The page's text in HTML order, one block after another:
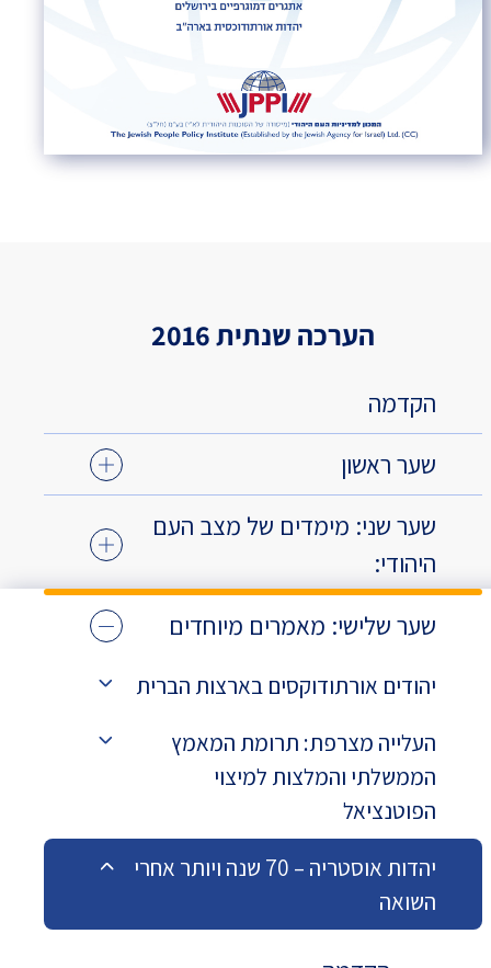
הערכה שנתית 2016
הקדמה
שער ראשון
שער שני: מימדים של מצב העם
היהודי:
שער שלישי: מאמרים מיוחדים
יהודים אורתודוקסים בארצות הברית
העלייה מצרפת: תרומת המאמץ
הממשלתי והמלצות למיצוי
הפוטנציאל
יהדות אוסטריה – 70 שנה ויותר אחרי
השואה